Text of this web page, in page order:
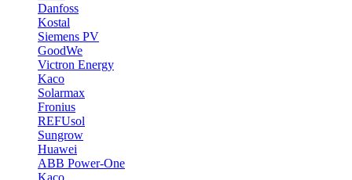
Danfoss
Kostal
Siemens PV
GoodWe
Victron Energy
Kaco
Solarmax
Fronius
REFUsol
Sungrow
Huawei
ABB Power-One
Kaco